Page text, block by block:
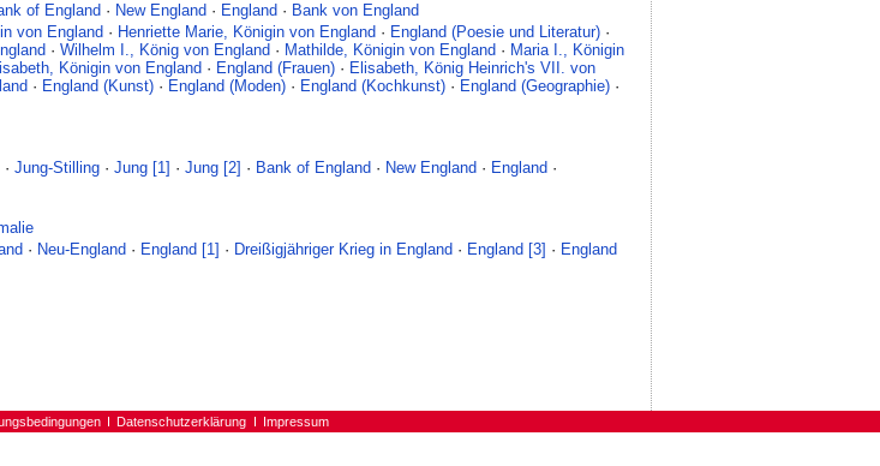
of England · New England · England · Bank von England
von England · Henriette Marie, Königin von England · England (Poesie und Literatur) ·
· Wilhelm I., König von England· Mathilde, Königin von England· Maria I., Königin
Königin von England· England (Frauen)· Elisabeth, König Heinrich's VII. von
· England (Kunst)· England (Moden)· England (Kochkunst)· England (Geographie)·
·Jung-Stilling ·Jung [1] ·Jung [2] · Bank of England · New England · England ·
· Neu-England · England [1] · Dreißigjähriger Krieg in England · England [3] · England
Datenschutzerklärung Impressum